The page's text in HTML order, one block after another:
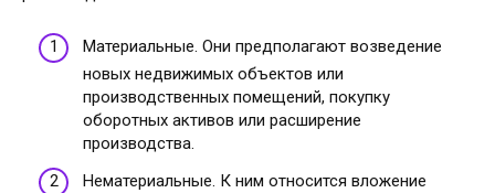
Материальные. Они предполагают возведение
новых недвижимых объектов или
производственных помещений, покупку
оборотных активов или расширение
производства.
Нематериальные. К ним относится вложение